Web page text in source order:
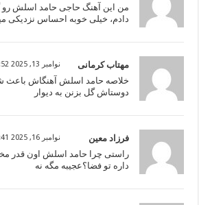
من این آهنگ حاجی حامد اسلش
دادم، خیلی خوبه احساس نزدیکی
مهتاب کرمانی نوامبر 13, 2025 at 8:52 ب.ظ
خلاصه حامد اسلش آهنگاش باعث
دوستاش گل بزنن به دیوار
فرزاد معین نوامبر 16, 2025 at 7:41 ب.ظ
راستی چرا حامد اسلش اون قدر
داره تو فضا؟عجیبه مگه نه